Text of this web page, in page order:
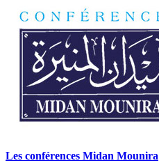
Les conférences Midan Mounira